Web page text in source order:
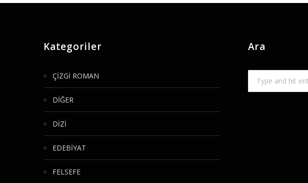
Kategoriler
ÇİZGİ ROMAN
DİĞER
DİZİ
EDEBİYAT
FELSEFE
Ara